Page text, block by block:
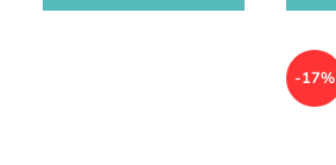
-17%